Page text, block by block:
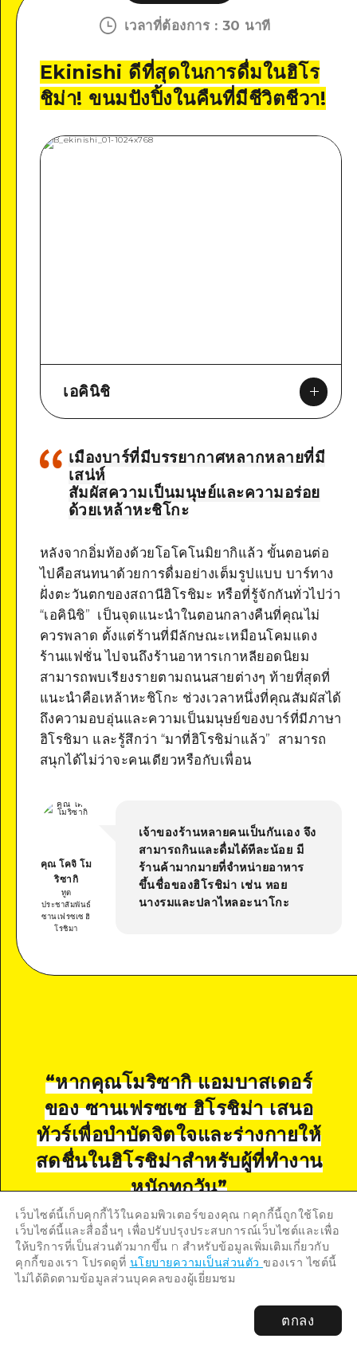
เวลาที่ต้องการ : 30 นาที
Ekinishi ดีที่สุดในการดื่มในฮิโร
ชิม่า! ขนมปังปิ้งในคืนที่มีชีวิตชีวา!
เอคินิชิ
Google Maps
เมืองบาร์ที่มีบรรยากาศหลากหลายที่มี
เสน่ห์
สัมผัสความเป็นมนุษย์และความอร่อย
ด้วยเหล้าหะชิโกะ
หลังจากอิ่มท้องด้วยโอโคโนมิยากิแล้ว ขั้นตอนต่อ
ไปคือสนทนาด้วยการดื่มอย่างเต็มรูปแบบ บาร์ทาง
ฝั่งตะวันตกของสถานีฮิโรชิมะ หรือที่รู้จักกันทั่วไปว่า
“เอคินิชิ” เป็นจุดแนะนำในตอนกลางคืนที่คุณไม่
ควรพลาด ตั้งแต่ร้านที่มีลักษณะเหมือนโคมแดง
ร้านแฟชั่น ไปจนถึงร้านอาหารเกาหลียอดนิยม
สามารถพบเรียงรายตามถนนสายต่างๆ ท้ายที่สุดที่
แนะนำคือเหล้าหะชิโกะ ช่วงเวลาหนึ่งที่คุณสัมผัสได้
ถึงความอบอุ่นและความเป็นมนุษย์ของบาร์ที่มีภาษา
ฮิโรชิมา และรู้สึกว่า “มาที่ฮิโรชิม่าแล้ว” สามารถ
สนุกได้ไม่ว่าจะคนเดียวหรือกับเพื่อน
คุณ โคจิ โม
ริซากิ
ทูต
ประชาสัมพันธ์
ซานเฟรซเซ ฮิ
โรชิมา
เจ้าของร้านหลายคนเป็นกันเอง จึง
สามารถกินและดื่มได้ทีละน้อย มี
ร้านค้ามากมายที่จำหน่ายอาหาร
ขึ้นชื่อของฮิโรชิม่า เช่น หอย
นางรมและปลาไหลอะนาโกะ
“หากคุณโมริซากิ แอมบาสเดอร์
ของ ซานเฟรซเซ ฮิโรชิม่า เสนอ
ทัวร์เพื่อบำบัดจิตใจและร่างกายให้
สดชื่นในฮิโรชิม่าสำหรับผู้ที่ทำงาน
หนักทุกวัน”
DAY1 DAY2
เว็บไซต์นี้เก็บคุกกี้ไว้ในคอมพิวเตอร์ของคุณ nคุกกี้นี้ถูกใช้โดย
เว็บไซต์นี้และสื่ออื่นๆ เพื่อปรับปรุงประสบการณ์เว็บไซต์และเพื่อ
ให้บริการที่เป็นส่วนตัวมากขึ้น n สำหรับข้อมูลเพิ่มเติมเกี่ยวกับ
คุกกี้ของเรา โปรดดูที่ นโยบายความเป็นส่วนตัวของเรา ไซต์นี้
ไม่ได้ติดตามข้อมูลส่วนบุคคลของผู้เยี่ยมชม
ตกลง